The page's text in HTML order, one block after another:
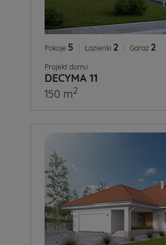
Pokoje 5 Łazienki 2 Garaż 2
Projekt domu
DECYMA 11
150 m2